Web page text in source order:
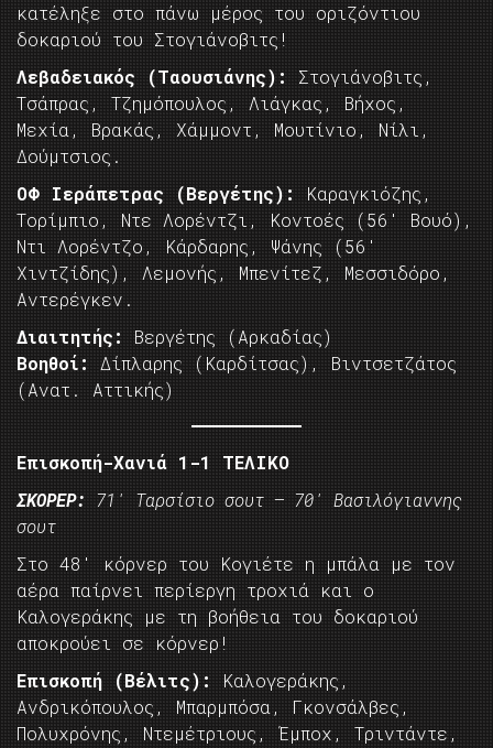
κατέληξε στο πάνω μέρος του οριζόντιου
δοκαριού του Στογιάνοβιτς!
Λεβαδειακός (Ταουσιάνης): Στογιάνοβιτς,
Τσάπρας, Τζημόπουλος, Λιάγκας, Βήχος,
Μεχία, Βρακάς, Χάμμοντ, Μουτίνιο, Νίλι,
Δούμτσιος.
ΟΦ Ιεράπετρας (Βεργέτης): Καραγκιόζης,
Τορίμπιο, Ντε Λορέντζι, Κοντοές (56′ Βουό),
Ντι Λορέντζο, Κάρδαρης, Ψάνης (56′
Χιντζίδης), Λεμονής, Μπενίτεζ, Μεσσιδόρο,
Αντερέγκεν.
Διαιτητής:
Βεργέτης (Αρκαδίας)
Βοηθοί:
Δίπλαρης (Καρδίτσας), Βιντσετζάτος
(Ανατ. Αττικής)
Επισκοπή-Χανιά 1-1 ΤΕΛΙΚΟ
ΣΚΟΡΕΡ: 71′ Ταρσίσιο σουτ – 70′ Βασιλόγιαννης
σουτ
Στο 48′ κόρνερ του Κογιέτε η μπάλα με τον
αέρα παίρνει περίεργη τροχιά και ο
Καλογεράκης με τη βοήθεια του δοκαριού
αποκρούει σε κόρνερ!
Επισκοπή (Βέλιτς): Καλογεράκης,
Ανδρικόπουλος, Μπαρμπόσα, Γκονσάλβες,
Πολυχρόνης, Ντεμέτριους, Έμποχ, Τριντάντε,